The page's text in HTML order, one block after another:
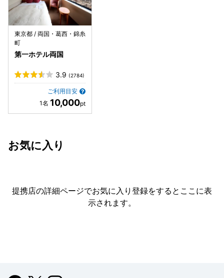
東京都 / 両国・葛西・錦糸
町
第一ホテル両国
3.9 (2784)
ご利用目安
10,000
お気に入り
提携店の詳細ページでお気に入り登録をすると ここに表
示されます。